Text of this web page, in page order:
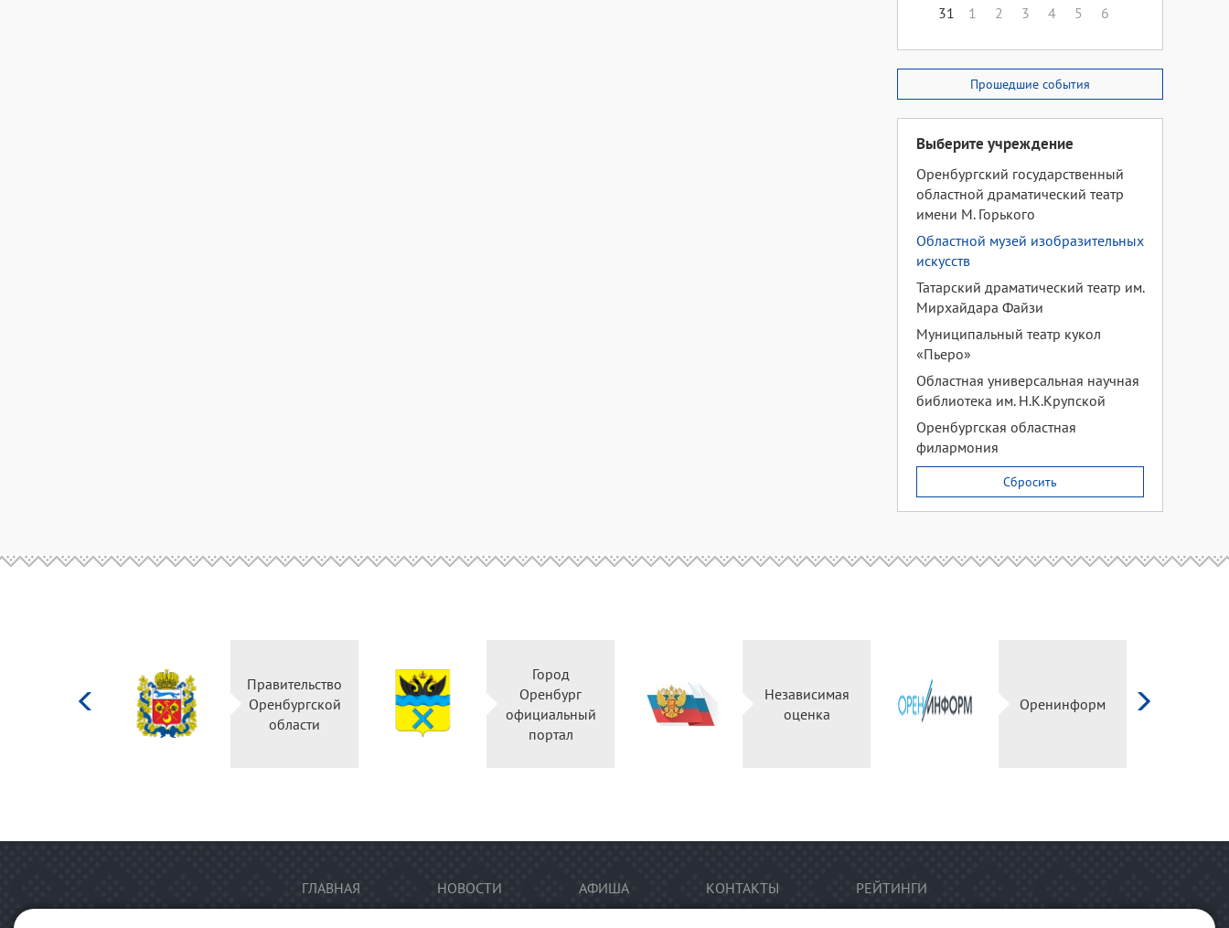
31
1 2 3 4 5 6
Прошедшие события
Выберите учреждение
Оренбургский государственный
областной драматический театр
имени М. Горького
Областной музей изобразительных
искусств
Татарский драматический театр им.
Мирхайдара Файзи
Муниципальный театр кукол
«Пьеро»
Областная универсальная научная
библиотека им. Н.К.Крупской
Оренбургская областная
филармония
Сбросить
Правительство
Оренбургской
области
Город
Оренбург
официальный
портал
Независимая
оценка
Оренинформ
ГЛАВНАЯ НОВОСТИ АФИША КОНТАКТЫ РЕЙТИНГИ